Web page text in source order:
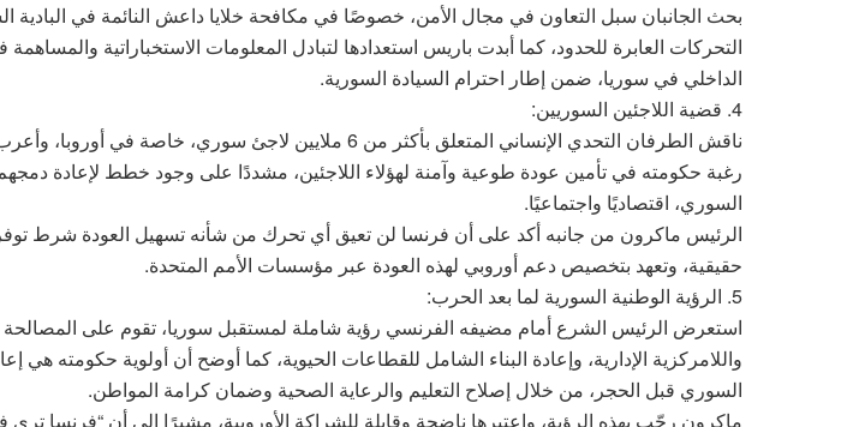
بحث الجانبان سبل التعاون في مجال الأمن، خصوصًا في مكافحة خلايا داعش النائمة في البادية
التحركات العابرة للحدود، كما أبدت باريس استعدادها لتبادل المعلومات الاستخباراتية
الداخلي في سوريا، ضمن إطار احترام السيادة السورية.
4. قضية اللاجئين السوريين:
ناقش الطرفان التحدي الإنساني المتعلق بأكثر من 6 ملايين لاجئ سوري،
رغبة حكومته في تأمين عودة طوعية وآمنة لهؤلاء اللاجئين، مشددًا على وجود خطط لإعادة
السوري، اقتصاديًا واجتماعيًا.
الرئيس ماكرون من جانبه أكد على أن فرنسا لن تعيق أي تحرك من شأنه تسهيل العودة شرط
حقيقية، وتعهد بتخصيص دعم أوروبي لهذه العودة عبر مؤسسات الأمم المتحدة.
5. الرؤية الوطنية السورية لما بعد الحرب:
استعرض الرئيس الشرع أمام مضيفه الفرنسي رؤية شاملة لمستقبل سوريا، تقوم على المصالحة
واللامركزية الإدارية، وإعادة البناء الشامل للقطاعات الحيوية، كما أوضح أن أولوية حكومته هي
السوري قبل الحجر، من خلال إصلاح التعليم والرعاية الصحية وضمان كرامة المواطن.
ماكرون رحّب بهذه الرؤية، واعتبرها ناضجة وقابلة للشراكة الأوروبية، مشيرًا إلى أن “فرنسا ترى